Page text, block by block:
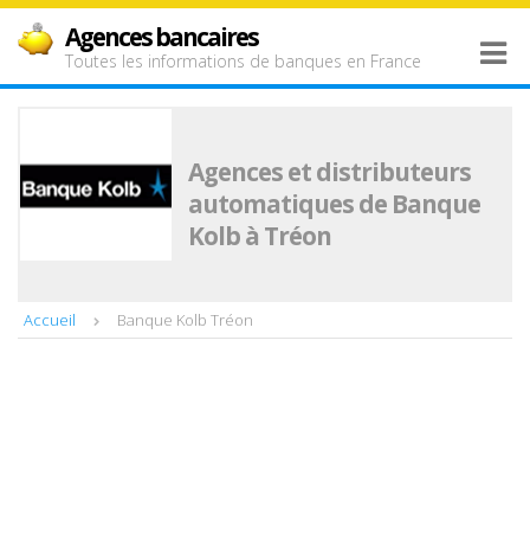
Agences bancaires
Toutes les informations de banques en France
Agences et distributeurs
automatiques de Banque
Kolb à Tréon
Accueil Banque Kolb Tréon